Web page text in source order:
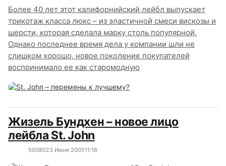
Более 40 лет этот калифорнийский лейбл выпускает
трикотаж класса люкс – из эластичной смеси вискозы и
шерсти, которая сделала марку столь популярной.
Однако последнее время дела у компании шли не
слишком хорошо, новое поколение покупателей
воспринимало ее как старомодную
Жизель Бундхен – новое лицо
лейбла St. John
5008023 Июня 200511:18